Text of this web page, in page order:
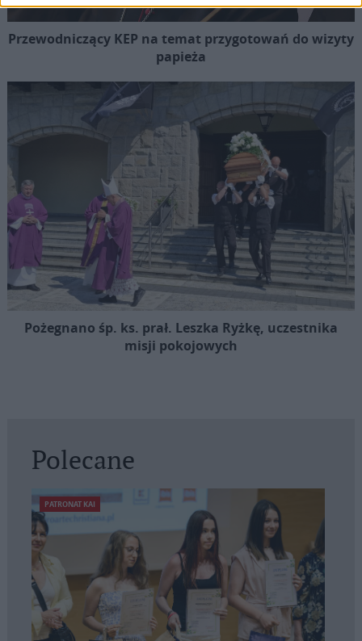
Przewodniczący KEP na temat przygotowań do wizyty
papieża
Pożegnano śp. ks. prał. Leszka Ryżkę, uczestnika
misji pokojowych
Polecane
PATRONAT KAI